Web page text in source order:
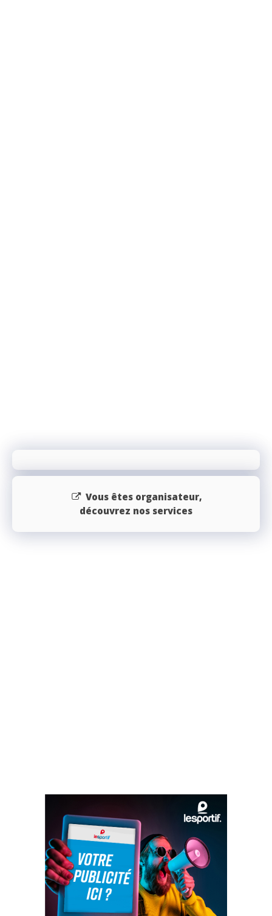
Vous êtes organisateur,
découvrez nos services